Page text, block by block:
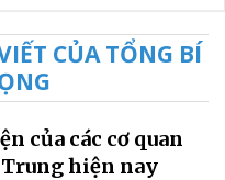
CỦA TỔNG BÍ
của các cơ quan
hiện nay